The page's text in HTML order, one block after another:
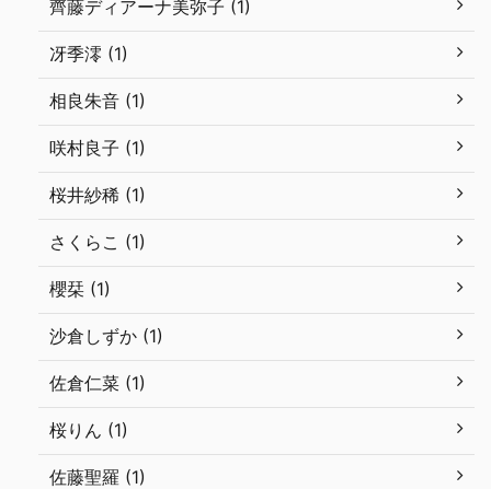
齊藤ディアーナ美弥子 (1)
冴季澪 (1)
相良朱音 (1)
咲村良子 (1)
桜井紗稀 (1)
さくらこ (1)
櫻栞 (1)
沙倉しずか (1)
佐倉仁菜 (1)
桜りん (1)
佐藤聖羅 (1)